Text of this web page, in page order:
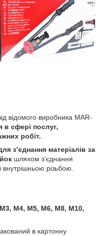
відомого виробника MAR-
сфері послуг,
робіт.
з’єднання матеріалів за
шляхом з’єднання
різьбою.
M3, M4, M5, M6, M8, M10,
в картонну